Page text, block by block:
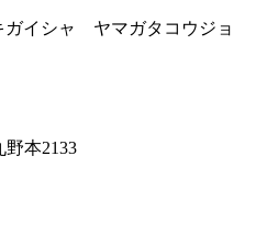
イシャ　ヤマガタコウジョ
野本2133